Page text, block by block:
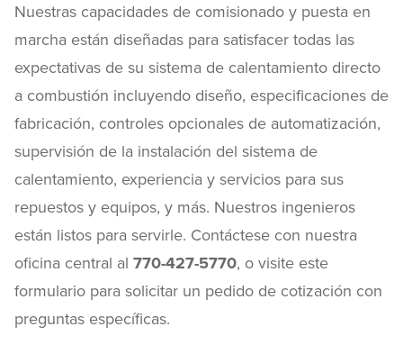
Nuestras capacidades de comisionado y puesta en
marcha están diseñadas para satisfacer todas las
expectativas de su sistema de calentamiento directo
a combustión incluyendo diseño, especificaciones de
fabricación, controles opcionales de automatización,
supervisión de la instalación del sistema de
calentamiento, experiencia y servicios para sus
repuestos y equipos, y más. Nuestros ingenieros
están listos para servirle. Contáctese con nuestra
oficina central al 770-427-5770, o visite este
formulario para solicitar un pedido de cotización con
preguntas específicas.